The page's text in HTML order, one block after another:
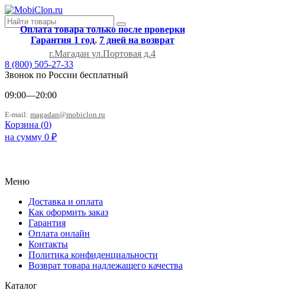
Оплата товара только после проверки
Гарантия 1 год, 7 дней на возврат
г.Магадан ул.Портовая д.4
8 (800) 505-27-33
Звонок по России бесплатный
09:00—20:00
E-mail: magadan@mobiclon.ru
Корзина (0)
на сумму 0 ₽
Меню
Доставка и оплата
Как оформить заказ
Гарантия
Оплата онлайн
Контакты
Политика конфиденциальности
Возврат товара надлежащего качества
Каталог